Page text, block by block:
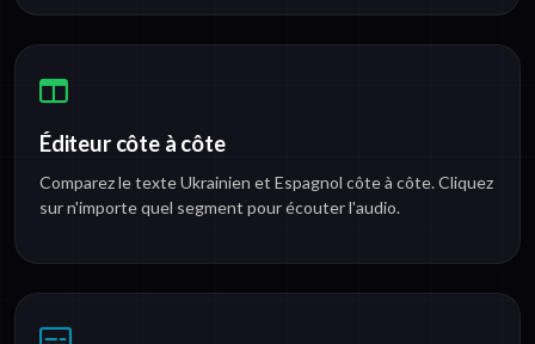
Éditeur côte à côte
Comparez le texte Ukrainien et Espagnol côte à côte. Cliquez
sur n'importe quel segment pour écouter l'audio.